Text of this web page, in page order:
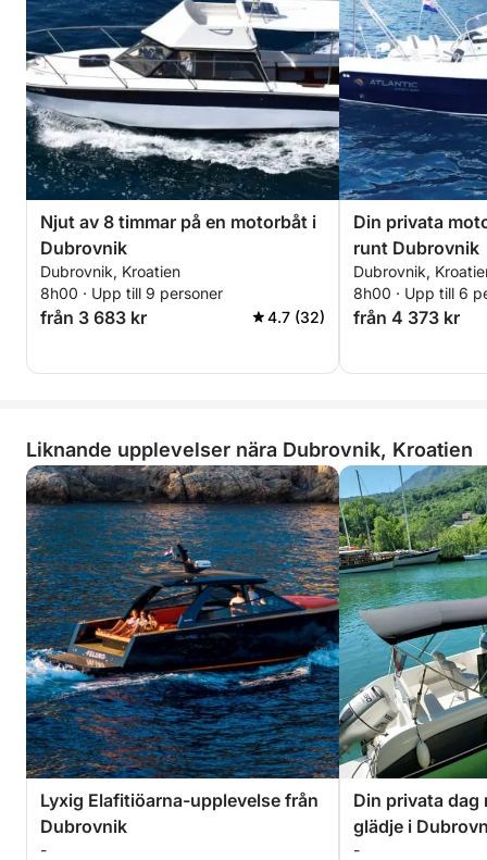
Njut av 8 timmar på en motorbåt i
Dubrovnik
Dubrovnik, Kroatien
8h00 · Upp till 9 personer
från 3 683 kr 4.7 (32)
Din privata
runt Dubrovnik
Dubrovnik,
8h00 · Upp till 6
från 4 373 kr
Liknande upplevelser nära Dubrovnik, Kroatien
Lyxig Elafitiöarna-upplevelse från
Dubrovnik
-
Din privata dag
glädje i
-